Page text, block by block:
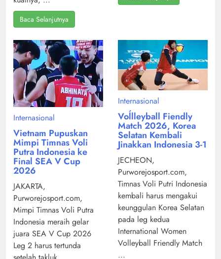
Baca Selanjutnya
Internasional
Vietnam Pupuskan
Mimpi Timnas Voli
Putra Indonesia ke
Final SEA V Cup
2026
JAKARTA,
Purworejosport.com,
Mimpi Timnas Voli Putra
Indonesia meraih gelar
juara SEA V Cup 2026
Leg 2 harus tertunda
Internasional
Voĺlleyball Fiendly
Match 2026, Korea
Selatan Kembali
Jinakkan Indonesia 3-1
JECHEON,
Purworejosport.com,
Timnas Voli Putri Indonesia
kembali harus mengakui
keunggulan Korea Selatan
pada leg kedua
International Women
Volleyball Friendly Match
...